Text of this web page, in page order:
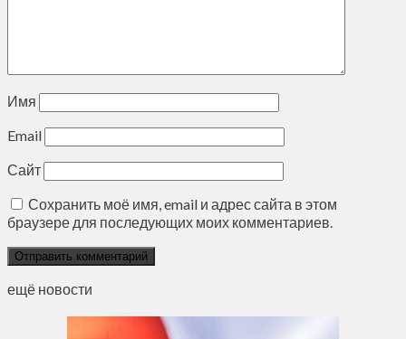
Имя
Email
Сайт
Сохранить моё имя, email и адрес сайта в этом
браузере для последующих моих комментариев.
ещё новости